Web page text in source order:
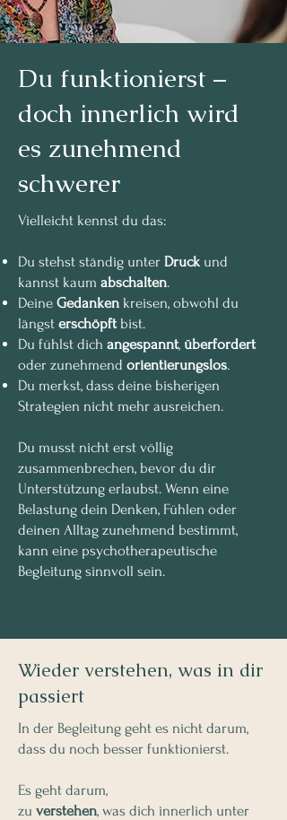
Du funktionierst –
doch innerlich wird
es zunehmend
schwerer
Vielleicht kennst du das:
Du stehst ständig unter Druck und
kannst kaum abschalten.
Deine Gedanken kreisen, obwohl du
längst erschöpft bist.
Du fühlst dich angespannt, überfordert
oder zunehmend orientierungslos.
Du merkst, dass deine bisherigen
Strategien nicht mehr ausreichen.
Du musst nicht erst völlig
zusammenbrechen, bevor du dir
Unterstützung erlaubst. Wenn eine
Belastung dein Denken, Fühlen oder
deinen Alltag zunehmend bestimmt,
kann eine psychotherapeutische
Begleitung sinnvoll sein.
Wieder verstehen, was in dir
passiert
In der Begleitung geht es nicht darum,
dass du noch besser funktionierst.
Es geht darum,
zu verstehen, was dich innerlich unter